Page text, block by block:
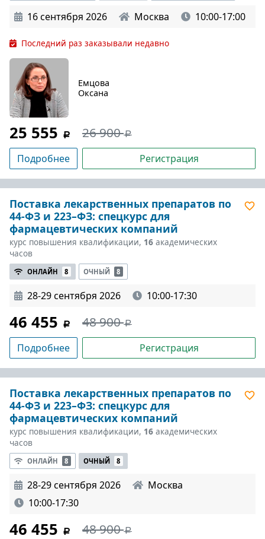
16 сентября 2026 Москва 10:00-17:00
Последний раз заказывали недавно
Емцова
Оксана
25 555 26 900
Подробнее Регистрация
Поставка лекарственных препаратов по
44-ФЗ и 223–ФЗ: спецкурс для
фармацевтических компаний
курс повышения квалификации, 16 академических
часов
ОНЛАЙН 8 ОЧНЫЙ 8
28-29 сентября 2026 10:00-17:30
46 455 48 900
Подробнее Регистрация
Поставка лекарственных препаратов по
44-ФЗ и 223–ФЗ: спецкурс для
фармацевтических компаний
курс повышения квалификации, 16 академических
часов
ОНЛАЙН 8 ОЧНЫЙ 8
28-29 сентября 2026
Москва
10:00-17:30
46 455 48 900